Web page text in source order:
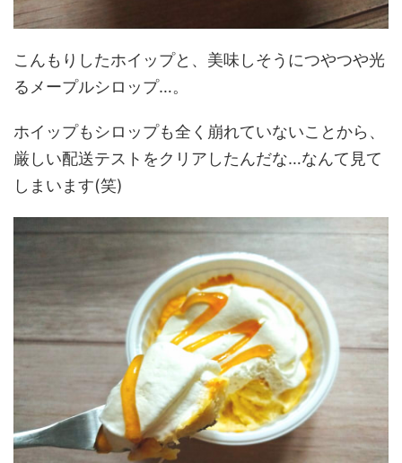
こんもりしたホイップと、美味しそうにつやつや光
るメープルシロップ…。
ホイップもシロップも全く崩れていないことから、
厳しい配送テストをクリアしたんだな…なんて見て
しまいます(笑)